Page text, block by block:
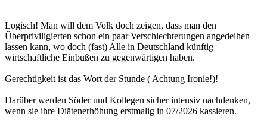
Logisch! Man will dem Volk doch zeigen, dass man den
Überpriviligierten schon ein paar Verschlechterungen angedeihen
lassen kann, wo doch (fast) Alle in Deutschland künftig
wirtschaftliche Einbußen zu gegenwärtigen haben.
Gerechtigkeit ist das Wort der Stunde ( Achtung Ironie!)!
Darüber werden Söder und Kollegen sicher intensiv nachdenken,
wenn sie ihre Diätenerhöhung erstmalig in 07/2026 kassieren.